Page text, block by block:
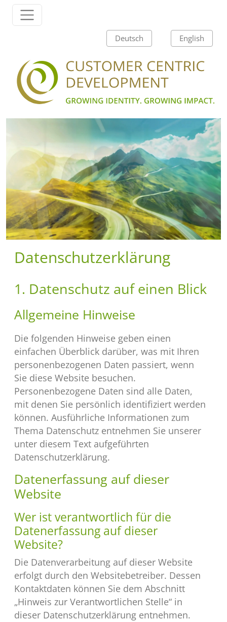
Zum Inhalt springen
Hauptnavigation
Deutsch English
Datenschutzerklärung
1. Datenschutz auf einen Blick
Allgemeine Hinweise
Die folgenden Hinweise geben einen
einfachen Überblick darüber, was mit Ihren
personenbezogenen Daten passiert, wenn
Sie diese Website besuchen.
Personenbezogene Daten sind alle Daten,
mit denen Sie persönlich identifiziert werden
können. Ausführliche Informationen zum
Thema Datenschutz entnehmen Sie unserer
unter diesem Text aufgeführten
Datenschutzerklärung.
Datenerfassung auf dieser
Website
Wer ist verantwortlich für die
Datenerfassung auf dieser
Website?
Die Datenverarbeitung auf dieser Website
erfolgt durch den Websitebetreiber. Dessen
Kontaktdaten können Sie dem Abschnitt
„Hinweis zur Verantwortlichen Stelle“ in
dieser Datenschutzerklärung entnehmen.